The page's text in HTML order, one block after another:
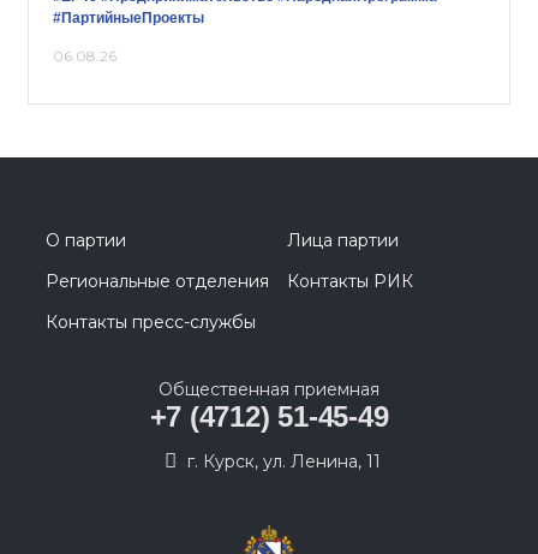
#ПартийныеПроекты
06.08.26
О партии
Лица партии
Региональные отделения
Контакты РИК
Контакты пресс-службы
Общественная приемная
+7 (4712) 51-45-49
г. Курск, ул. Ленина, 11